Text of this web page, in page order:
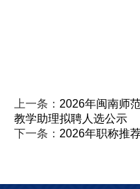
上一条： 2026年闽南师
教学助理拟聘人选公示
下一条： 2026年职称推